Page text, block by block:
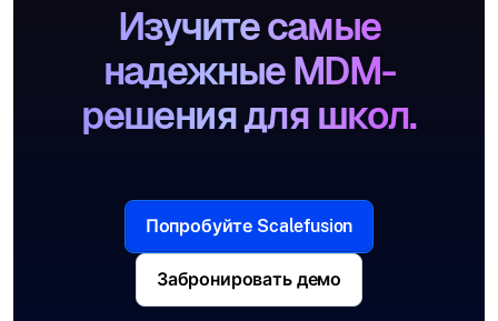
Изучите самые
надежные MDM-
решения для школ.
Попробуйте Scalefusion
Забронировать демо